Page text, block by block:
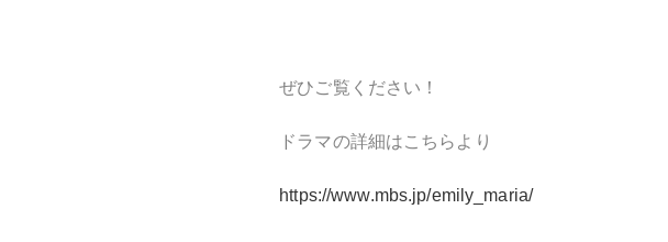
ぜひご覧ください！
ドラマの詳細はこちらより
https://www.mbs.jp/emily_maria/